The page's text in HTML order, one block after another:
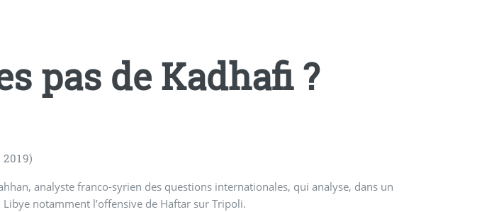
pas de Kadhafi ?
analyste franco-syrien des questions internationales, qui analyse, dans un
Libye notamment l’offensive de Haftar sur Tripoli.